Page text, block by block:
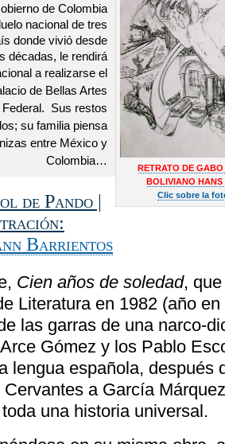
RETRATO DE
BOLIVIANO
Clic sobre la
de Colombia
nacional de tres
donde vivió desde
décadas, le rendirá
a realizarse el
de Bellas Artes
Federal. Sus restos
su familia piensa
entre México y
Colombia…
de Pando |
Barrientos
Cien años de soledad,
Literatura en 1982 (año
las garras de una narco-
Gómez y los Pablo
lengua española, después
a García
una historia universal.